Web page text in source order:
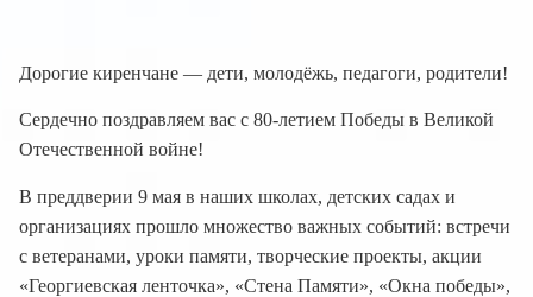
Дорогие киренчане — дети, молодёжь, педагоги, родители!
Сердечно поздравляем вас с 80-летием Победы в Великой
Отечественной войне!
В преддверии 9 мая в наших школах, детских садах и
организациях прошло множество важных событий: встречи
с ветеранами, уроки памяти, творческие проекты, акции
«Георгиевская ленточка», «Стена Памяти», «Окна победы»,